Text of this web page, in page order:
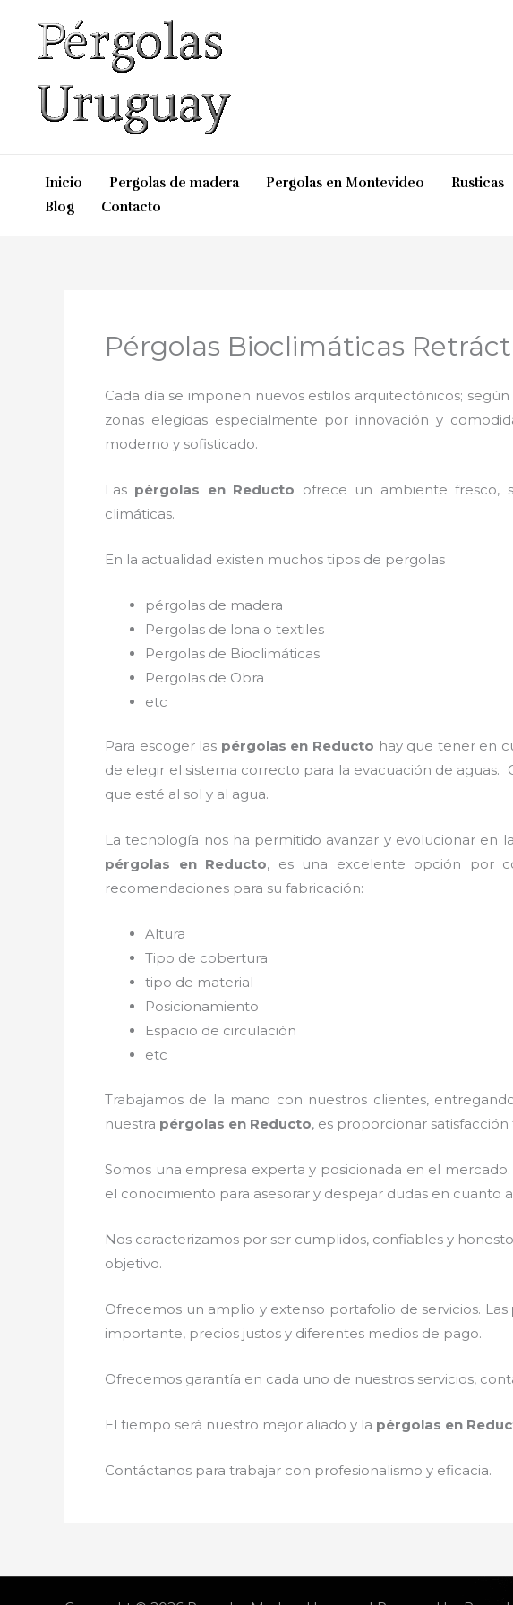
contenido
Inicio Pergolas de madera Pergolas en Montevideo Rusticas
Blog
Contacto
Pérgolas Bioclimáticas
Cada día se imponen nuevos estilos arquitectónicos;
zonas elegidas especialmente por innovación y
moderno y sofisticado.
Las pérgolas en Reducto ofrece un ambiente fresco,
climáticas.
En la actualidad existen muchos tipos de pergolas
pérgolas de madera
Pergolas de lona o textiles
Pergolas de Bioclimáticas
Pergolas de Obra
etc
Para escoger las pérgolas en Reducto hay que tener en
de elegir el sistema correcto para la evacuación de
que esté al sol y al agua.
La tecnología nos ha permitido avanzar y evolucionar en
pérgolas en Reducto, es una excelente opción por
recomendaciones para su fabricación:
Altura
Tipo de cobertura
tipo de material
Posicionamiento
Espacio de circulación
etc
Trabajamos de la mano con nuestros clientes,
nuestra pérgolas en Reducto, es proporcionar
Somos una empresa experta y posicionada en el mercado.
el conocimiento para asesorar y despejar dudas en cuanto
Nos caracterizamos por ser cumplidos, confiables y
objetivo.
Ofrecemos un amplio y extenso portafolio de servicios. Las
importante, precios justos y diferentes medios de pago.
Ofrecemos garantía en cada uno de nuestros servicios,
El tiempo será nuestro mejor aliado y la pérgolas en
Contáctanos para trabajar con profesionalismo y eficacia.